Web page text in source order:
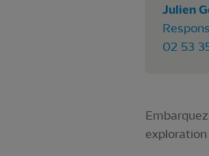
Julien
02 53